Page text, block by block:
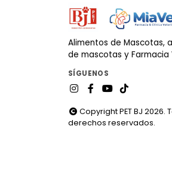
Alimentos de Mascotas,
de mascotas y Farmacia
SÍGUENOS
Copyright PET BJ 2026.
derechos reservados.